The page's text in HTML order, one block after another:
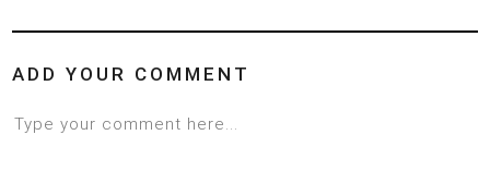
ADD YOUR COMMENT